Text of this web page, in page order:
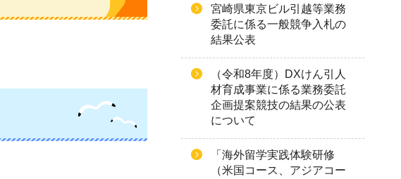
宮崎県東京ビル引越等業務
委託に係る一般競争入札の
結果公表
（令和8年度）DXけん引人
材育成事業に係る業務委託
企画提案競技の結果の公表
について
「海外留学実践体験研修
（米国コース、アジアコー